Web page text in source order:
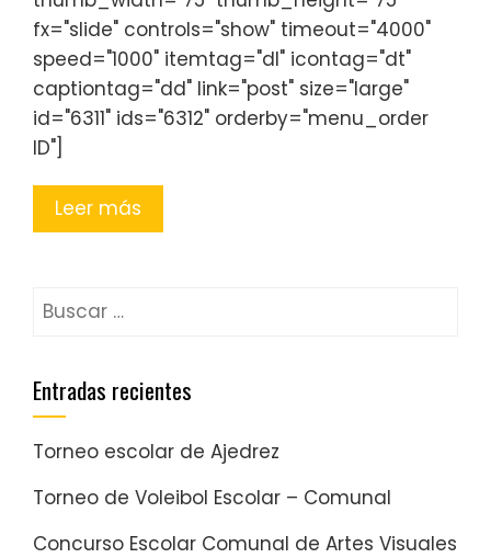
fx="slide" controls="show" timeout="4000"
speed="1000" itemtag="dl" icontag="dt"
captiontag="dd" link="post" size="large"
id="6311" ids="6312" orderby="menu_order
ID"]
Leer más
Entradas recientes
Torneo escolar de Ajedrez
Torneo de Voleibol Escolar – Comunal
Concurso Escolar Comunal de Artes Visuales